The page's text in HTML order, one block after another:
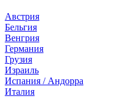
Австрия
Бельгия
Венгрия
Германия
Грузия
Израиль
Испания / Андорра
Италия